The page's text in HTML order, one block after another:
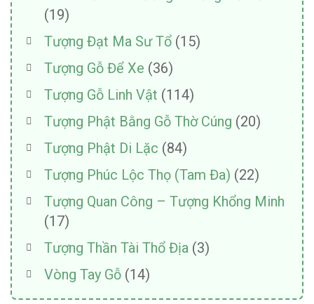
(19)
Tượng Đạt Ma Sư Tổ(15)
Tượng Gỗ Để Xe (36)
Tượng Gỗ Linh Vật (114)
Tượng Phật Bằng Gỗ Thờ Cúng (20)
Tượng Phật Di Lặc (84)
Tượng Phúc Lộc Thọ (Tam Đa) (22)
Tượng Quan Công – Tượng Khổng Minh
(17)
Tượng Thần Tài Thổ Địa(3)
Vòng Tay Gỗ(14)